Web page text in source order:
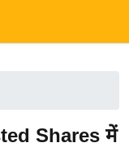
Shares में